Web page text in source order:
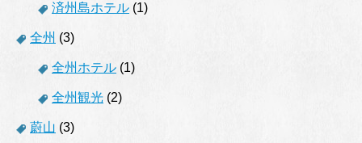
済州島ホテル (1)
全州 (3)
全州ホテル (1)
全州観光 (2)
蔚山 (3)